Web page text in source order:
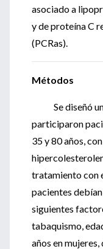
asociado a
y de proteína C
(PCRas).
Métodos
Se diseñó un
participaron
35 y 80 años,
tratamiento con
pacientes
siguientes
tabaquismo,
años en